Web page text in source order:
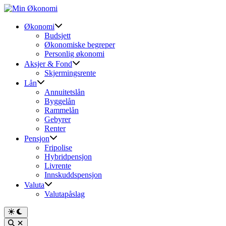
Skip
contentØkonomi
Budsjett
Økonomiske begreper
Personlig økonomi
Aksjer & Fond
Skjermingsrente
Lån
Annuitetslån
Byggelån
Rammelån
Gebyrer
Renter
Pensjon
Fripolise
Hybridpensjon
Livrente
Innskuddspensjon
Valuta
Valutapåslag
Switch
to
Open